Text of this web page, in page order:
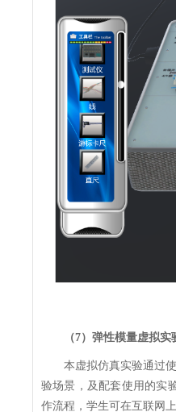
（7）弹性模量虚拟实
本虚拟仿真实验通过
验场景，及配套使用的实
作流程，学生可在互联网